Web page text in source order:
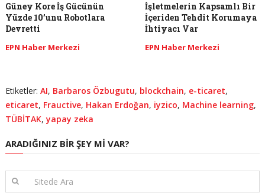
Güney Kore İş Gücünün
Yüzde 10’unu Robotlara
Devretti
EPN Haber Merkezi
İşletmelerin Kapsamlı Bir
İçeriden Tehdit Korumaya
İhtiyacı Var
EPN Haber Merkezi
Etiketler: AI, Barbaros Özbugutu, blockchain, e-ticaret,
eticaret, Frauctive, Hakan Erdoğan, iyzico, Machine learning,
TÜBİTAK,yapay zeka
ARADIĞINIZ BIR ŞEY MI VAR?